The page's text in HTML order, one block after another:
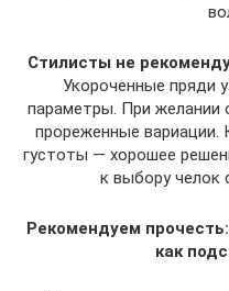
Стилисты не
Укороченные пряди
параметры. При желании
прореженные вариации.
густоты — хорошее
к выбору челок
Рекомендуем
как